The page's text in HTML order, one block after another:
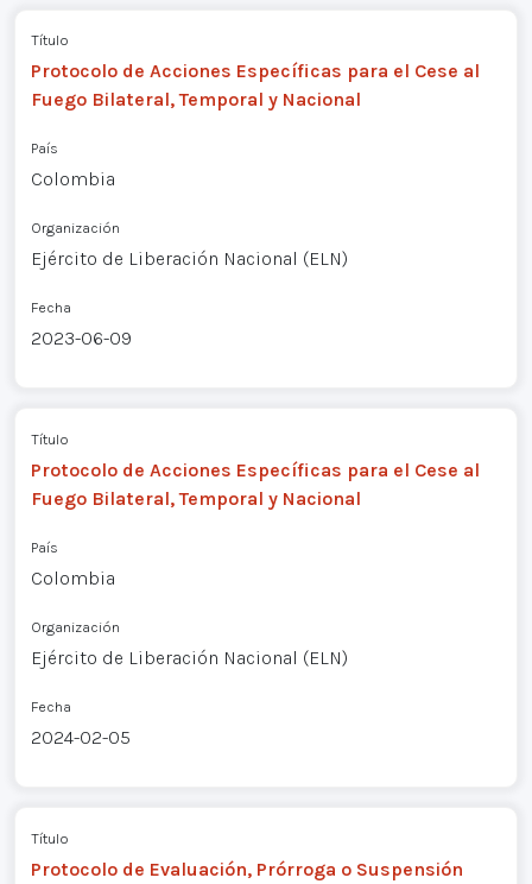
Título
Protocolo de Acciones Específicas para el Cese al
Fuego Bilateral, Temporal y Nacional
País
Colombia
Organización
Ejército de Liberación Nacional (ELN)
Fecha
2023-06-09
Título
Protocolo de Acciones Específicas para el Cese al
Fuego Bilateral, Temporal y Nacional
País
Colombia
Organización
Ejército de Liberación Nacional (ELN)
Fecha
2024-02-05
Título
Protocolo de Evaluación, Prórroga o Suspensión